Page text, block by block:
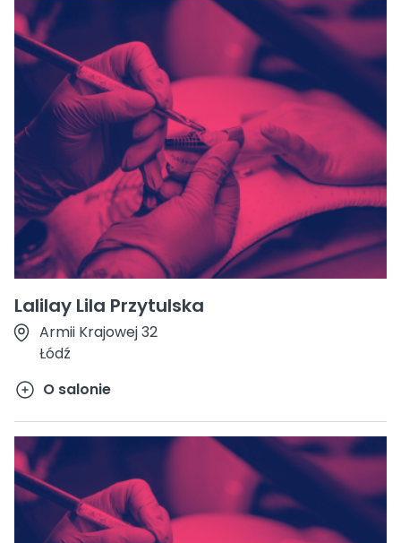
Lalilay Lila Przytulska
Armii Krajowej 32
Łódź
O salonie